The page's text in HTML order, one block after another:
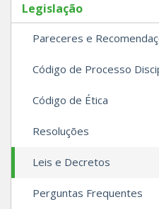
Legislação
Pareceres e
Código de Processo
Código de Ética
Resoluções
Leis e Decretos
Perguntas Frequentes